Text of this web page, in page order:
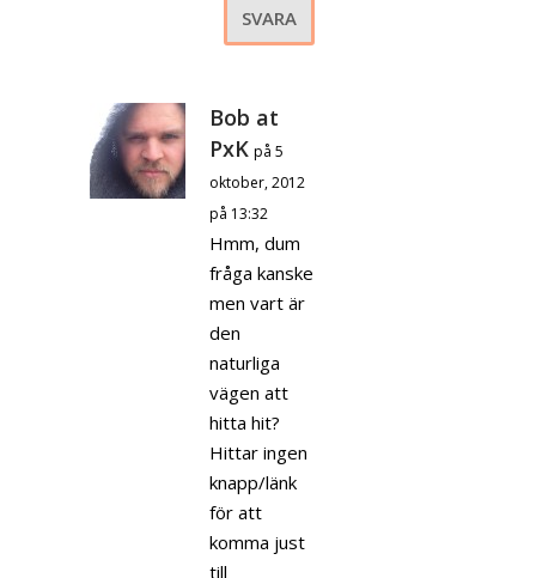
SVARA
Bob at
PxK på 5
oktober, 2012
på 13:32
Hmm, dum
fråga kanske
men vart är
den
naturliga
vägen att
hitta hit?
Hittar ingen
knapp/länk
för att
komma just
till